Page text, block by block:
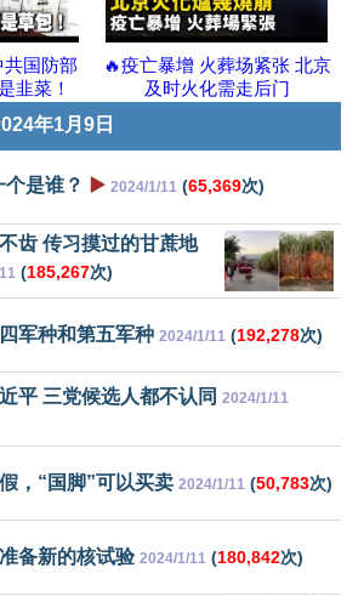
国防部
韭菜！
🔥疫亡暴增 火葬场紧张 北京
及时火化需走后门
年1月9日
是谁？ ▶️ 2024/1/11 (65,369次)
齿 传习摸过的甘蔗地
(185,267次)
军种和第五军种 2024/1/11 (192,278次)
平 三党候选人都不认同 2024/1/11
，“国脚”可以买卖 2024/1/11 (50,783次)
备新的核试验 2024/1/11 (180,842次)